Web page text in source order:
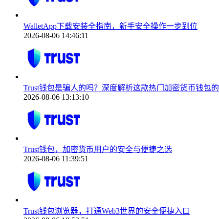
WalletApp下载安装全指南，新手安全操作一步到位
2026-08-06 14:46:11
Trust钱包是骗人的吗？深度解析这款热门加密货币钱包
2026-08-06 13:13:10
Trust钱包，加密货币用户的安全与便捷之选
2026-08-06 11:39:51
Trust钱包浏览器，打通Web3世界的安全便捷入口